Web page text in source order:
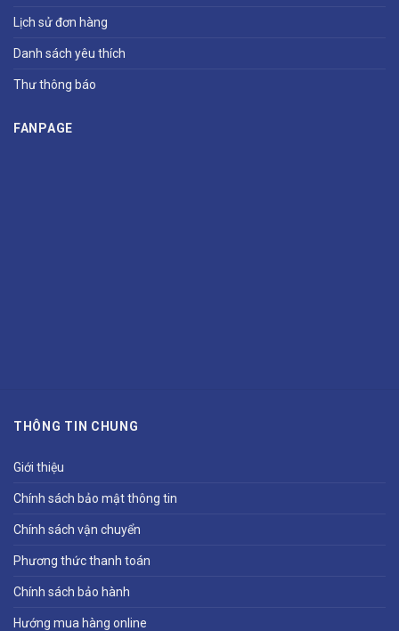
Lịch sử đơn hàng
Danh sách yêu thích
Thư thông báo
FANPAGE
THÔNG TIN CHUNG
Giới thiệu
Chính sách bảo mật thông tin
Chính sách vận chuyển
Phương thức thanh toán
Chính sách bảo hành
Hướng mua hàng online